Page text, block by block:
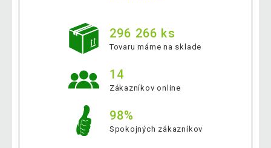
296 266 ks
Tovaru máme na sklade
14
Zákazníkov online
98%
Spokojných zákazníkov